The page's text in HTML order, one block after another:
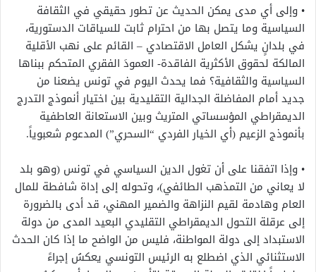
• وإلى أي مدى يمكن الحديث عن تطور حقيقي في الثقافة
السياسية وما يتصل بها من احترام ثابت للسياقات الدستورية،
في بلدانٍ يشكل العامل الاقتصادي – القائم على نهب الأقلية
المالكة لحقوق الأكثرية الفاقدة- العمودَ الفقري المتحكم ببناها
السياسية والثقافية؟ فما يحدث اليوم في تونس يضعنا من
جديد أمام المفاضلة الجدالية التقليدية بين اختيار أنموذج التدرج
الديمقراطي المؤسساتي المتريث وبين الاستعانة العاطفية
بأنموذج الزعيم (أي الخيار الفردي “السحري”) المدعوم شعبوياً.
• وإذا اتفقنا على أن تغول الدين السياسي في تونس (وهو بلد
لا يعاني من التمذهب الطائفي)، وتحوله إلى إداة شافطة للمال
العام وهادمة لقيم النزاهة والضمير المهني، قد أدى بالضرورة
إلى عرقلة التحول الديمقراطي التقليدي البعيد المدى من دولة
الاستبداد إلى دولة المواطنة، فليس من الواضح ما إذا كان الحدث
الاستثنائي الذي اضطلع به الرئيس التونسي يعكسُ إجراءً